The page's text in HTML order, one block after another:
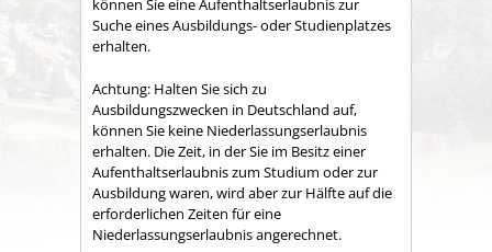
können Sie eine Aufenthaltserlaubnis zur
Suche eines Ausbildungs- oder Studienplatzes
erhalten.
Achtung: Halten Sie sich zu
Ausbildungszwecken in Deutschland auf,
können Sie keine Niederlassungserlaubnis
erhalten. Die Zeit, in der Sie im Besitz einer
Aufenthaltserlaubnis zum Studium oder zur
Ausbildung waren, wird aber zur Hälfte auf die
erforderlichen Zeiten für eine
Niederlassungserlaubnis angerechnet.